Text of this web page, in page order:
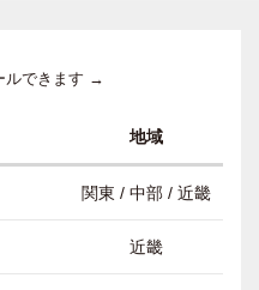
ルできます →
地域
関東 / 中部 / 近畿
近畿